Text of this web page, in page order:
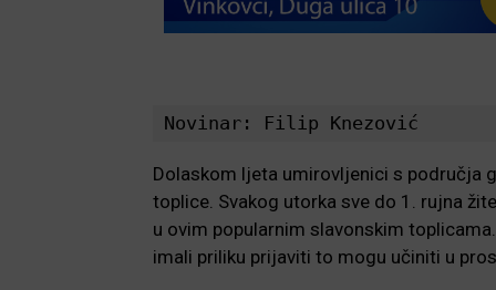
Novinar: Filip Knezović
Dolaskom ljeta umirovljenici s područja
toplice. Svakog utorka sve do 1. rujna
u ovim popularnim slavonskim
imali priliku prijaviti to mogu učiniti u